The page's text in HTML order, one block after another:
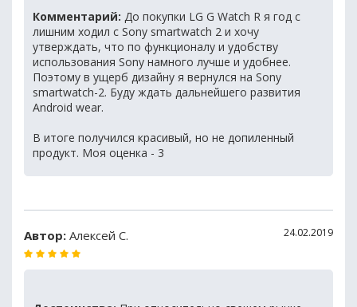
Комментарий: До покупки LG G Watch R я год с
лишним ходил с Sony smartwatch 2 и хочу
утверждать, что по функционалу и удобству
использования Sony намного лучше и удобнее.
Поэтому в ущерб дизайну я вернулся на Sony
smartwatch-2. Буду ждать дальнейшего развития
Android wear.
В итоге получился красивый, но не допиленный
продукт. Моя оценка - 3
Автор: Алексей С. 24.02.2019